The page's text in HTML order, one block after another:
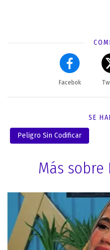
Facebok
SE
Peligro Sin Codificar
Más sobre